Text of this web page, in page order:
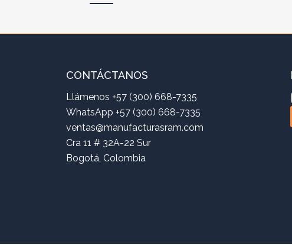
CONTÁCTANOS
Llámenos +57 (300) 668-7335
WhatsApp +57 (300) 668-7335
ventas@manufacturasram.com
Cra 11 # 32A-22 Sur
Bogotá, Colombia